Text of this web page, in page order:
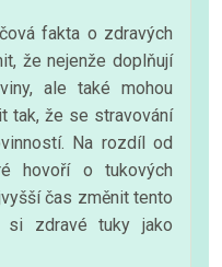
fakta o zdravých
že nejenže doplňují
ale také mohou
tak, že se stravování
Na rozdíl od
hovoří o tukových
čas změnit tento
zdravé tuky jako